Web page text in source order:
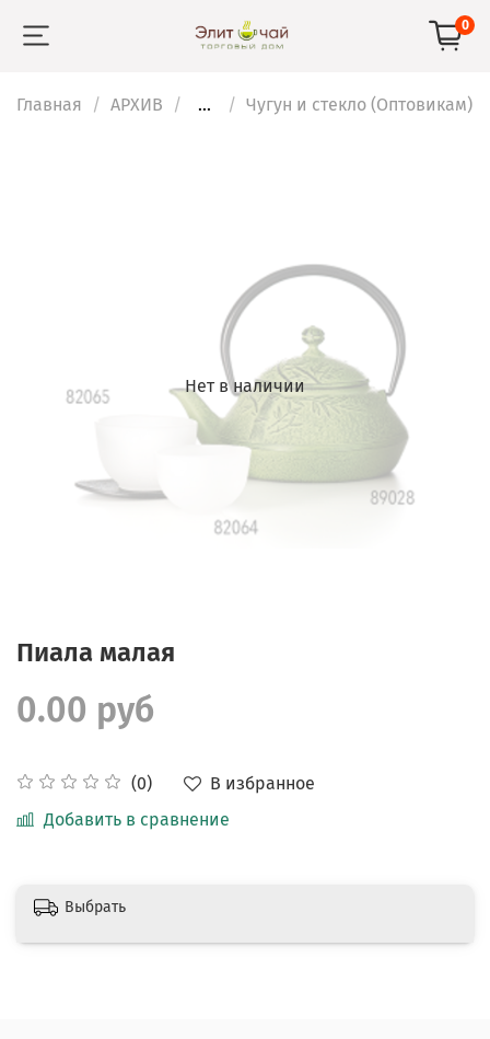
0
Главная АРХИВ ... Чугун и стекло (Оптовикам)
Нет в наличии
Пиала малая
(0)
В избранное
Добавить в сравнение
0.00 руб
Выбрать